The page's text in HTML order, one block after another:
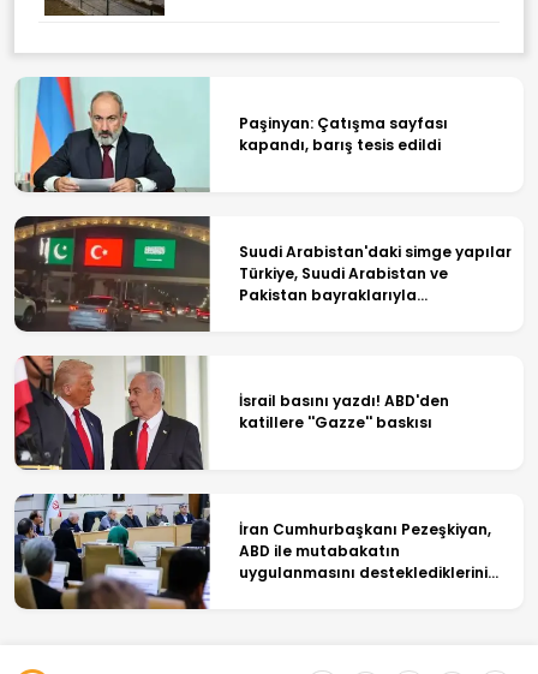
Paşinyan: Çatışma sayfası
kapandı, barış tesis edildi
Suudi Arabistan'daki simge yapılar
Türkiye, Suudi Arabistan ve
Pakistan bayraklarıyla
İsrail basını yazdı! ABD'den
katillere ''Gazze'' baskısı
İran Cumhurbaşkanı Pezeşkiyan,
ABD ile mutabakatın
uygulanmasını desteklediklerini